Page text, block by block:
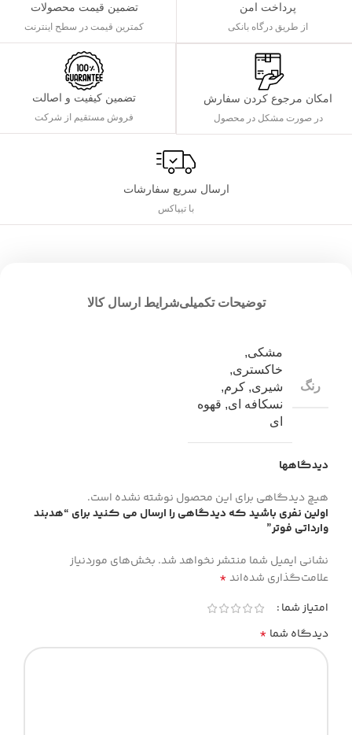
پرداخت امن
از طریق درگاه بانکی
تضمین قیمت محصولات
کمترین قیمت در سطح اینترنت
امکان مرجوع کردن سفارش
در صورت مشکل در محصول
تضمین کیفیت و اصالت
فروش مستقیم از شرکت
ارسال سریع سفارشات
با تیپاکس
توضیحات تکمیلیشرایط ارسال کالا
رنگ
مشکی,
خاکستری,
شیری, کرم,
نسکافه ای, قهوه
ای
دیدگاهها
هیچ دیدگاهی برای این محصول نوشته نشده است.
اولین نفری باشید که دیدگاهی را ارسال می کنید برای “هدبند
وارداتی فوتر”
نشانی ایمیل شما منتشر نخواهد شد. بخش‌های موردنیاز
علامت‌گذاری شده‌اند*
امتیاز شما
دیدگاه شما *